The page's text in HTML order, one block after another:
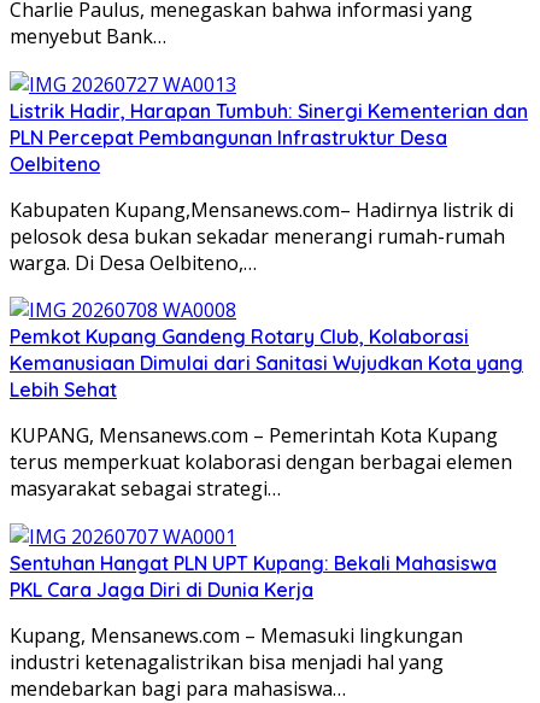
Charlie Paulus, menegaskan bahwa informasi yang
menyebut Bank…
Listrik Hadir, Harapan Tumbuh: Sinergi Kementerian dan
PLN Percepat Pembangunan Infrastruktur Desa
Oelbiteno
Kabupaten Kupang,Mensanews.com– Hadirnya listrik di
pelosok desa bukan sekadar menerangi rumah-rumah
warga. Di Desa Oelbiteno,…
Pemkot Kupang Gandeng Rotary Club, Kolaborasi
Kemanusiaan Dimulai dari Sanitasi Wujudkan Kota yang
Lebih Sehat
KUPANG, Mensanews.com – Pemerintah Kota Kupang
terus memperkuat kolaborasi dengan berbagai elemen
masyarakat sebagai strategi…
Sentuhan Hangat PLN UPT Kupang: Bekali Mahasiswa
PKL Cara Jaga Diri di Dunia Kerja
Kupang, Mensanews.com – Memasuki lingkungan
industri ketenagalistrikan bisa menjadi hal yang
mendebarkan bagi para mahasiswa…